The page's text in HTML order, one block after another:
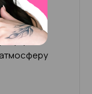
За это